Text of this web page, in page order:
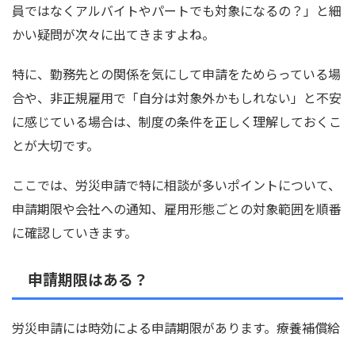
員ではなくアルバイトやパートでも対象になるの？」と細
かい疑問が次々に出てきますよね。
特に、勤務先との関係を気にして申請をためらっている場
合や、非正規雇用で「自分は対象外かもしれない」と不安
に感じている場合は、制度の条件を正しく理解しておくこ
とが大切です。
ここでは、労災申請で特に相談が多いポイントについて、
申請期限や会社への通知、雇用形態ごとの対象範囲を順番
に確認していきます。
申請期限はある？
労災申請には時効による申請期限があります。療養補償給